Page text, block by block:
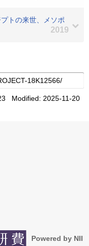
トの来世、メソポ
2019
Modified: 2025-11-20
Powered by NII